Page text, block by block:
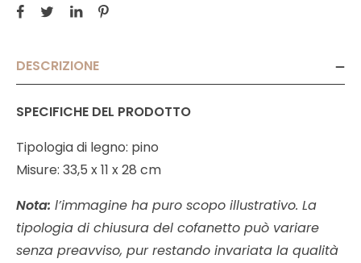
DESCRIZIONE
SPECIFICHE DEL PRODOTTO
Tipologia di legno: pino
Misure: 33,5 x 11 x 28 cm
Nota: l’immagine ha puro scopo illustrativo. La
tipologia di chiusura del cofanetto può variare
senza preavviso, pur restando invariata la qualità